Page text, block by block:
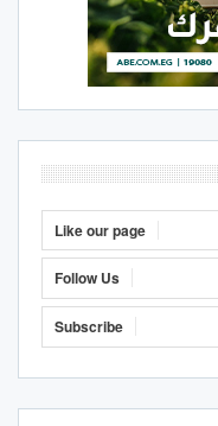
Like our page
Follow Us
Subscribe